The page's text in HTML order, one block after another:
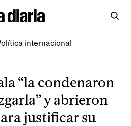
internacional
“la condenaron
y abrieron
justificar su